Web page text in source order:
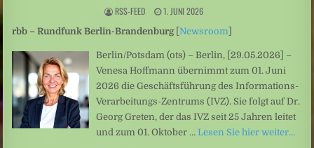
RSS-FEED 1. JUNI 2026
rbb – Rundfunk Berlin-Brandenburg[Newsroom]
Berlin/Potsdam (ots) – Berlin, [29.05.2026] –
Venesa Hoffmann übernimmt zum 01. Juni
2026 die Geschäftsführung des Informations-
Verarbeitungs-Zentrums (IVZ). Sie folgt auf Dr.
Georg Greten, der das IVZ seit 25 Jahren leitet
und zum 01. Oktober … Lesen Sie hier weiter…